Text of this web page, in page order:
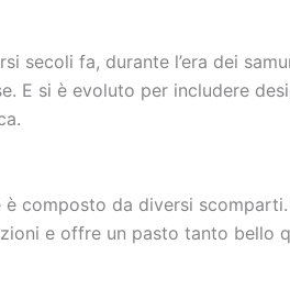
secoli fa, durante l’era dei
E si è evoluto per includere
composto da diversi
e offre un pasto tanto bello